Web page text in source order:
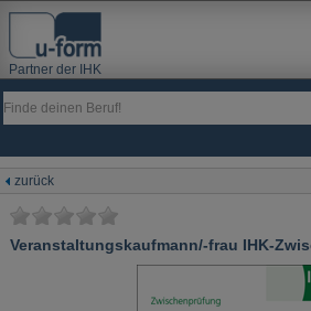
Partner der IHK
zurück
Veranstaltungskaufmann/-frau IHK-